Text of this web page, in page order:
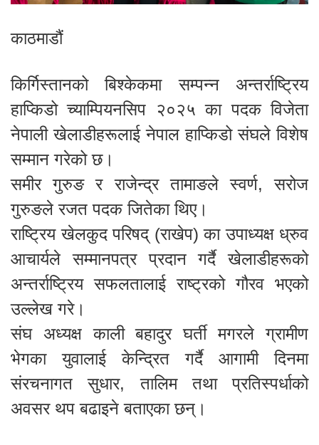
काठमाडौं
किर्गिस्तानको बिश्केकमा सम्पन्न अन्तर्राष्ट्रिय
हाप्किडो च्याम्पियनसिप २०२५ का पदक विजेता
नेपाली खेलाडीहरूलाई नेपाल हाप्किडो संघले विशेष
सम्मान गरेको छ।
समीर गुरुङ र राजेन्द्र तामाङले स्वर्ण, सरोज
गुरुङले रजत पदक जितेका थिए।
राष्ट्रिय खेलकुद परिषद् (राखेप) का उपाध्यक्ष ध्रुव
आचार्यले सम्मानपत्र प्रदान गर्दै खेलाडीहरूको
अन्तर्राष्ट्रिय सफलतालाई राष्ट्रको गौरव भएको
उल्लेख गरे।
संघ अध्यक्ष काली बहादुर घर्ती मगरले ग्रामीण
भेगका युवालाई केन्द्रित गर्दै आगामी दिनमा
संरचनागत सुधार, तालिम तथा प्रतिस्पर्धाको
अवसर थप बढाइने बताएका छन्।